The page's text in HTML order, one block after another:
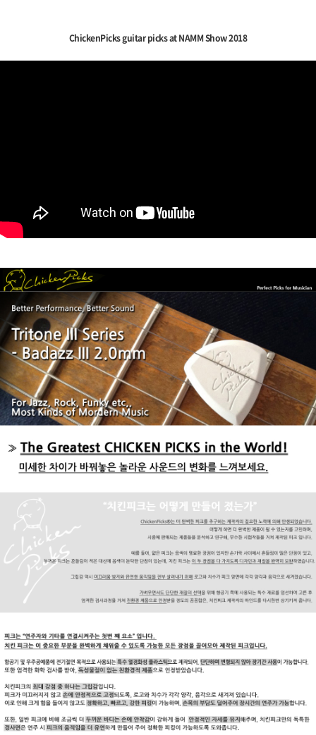
ChickenPicks guitar picks at NAMM Show 2018